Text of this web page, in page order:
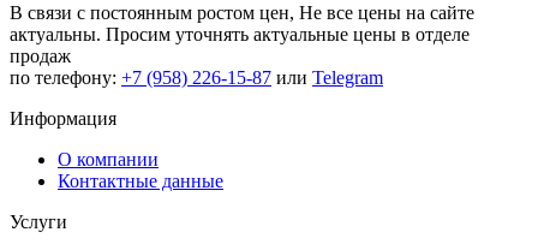
В связи с постоянным ростом цен, Не все цены на сайте
актуальны. Просим уточнять актуальные цены в отделе
продаж
по телефону: +7 (958) 226-15-87 или Telegram
Информация
О компании
Контактные данные
Услуги